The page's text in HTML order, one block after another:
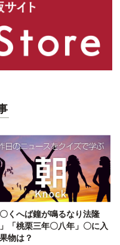
〇くへば鐘が鳴るなり法隆
「桃栗三年〇八年」〇に入
物は？